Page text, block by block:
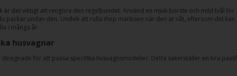
är det viktigt att rengöra den regelbundet. Använd en mjuk borste och mild tvål
packar undan den. Undvik att rulla ihop markisen när den är våt, eftersom det
i många år.
husvagnar
för att passa specifika husvagnsmodeller. Detta säkerställer en bra